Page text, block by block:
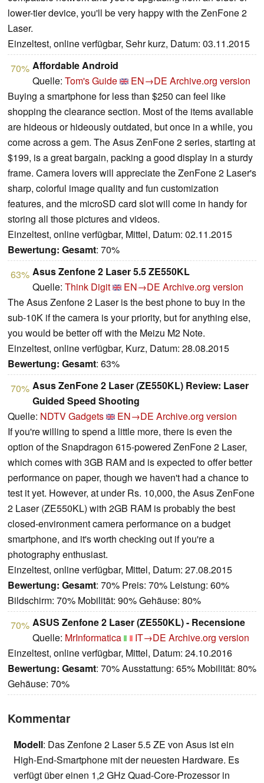
lower-tier device, you'll be very happy with the ZenFone 2
Laser.
Einzeltest, online verfügbar, Sehr kurz, Datum: 03.11.2015
70% Affordable Android
Quelle: Tom's Guide EN→DE Archive.org version
Buying a smartphone for less than $250 can feel like
shopping the clearance section. Most of the items available
are hideous or hideously outdated, but once in a while, you
come across a gem. The Asus ZenFone 2 series, starting at
$199, is a great bargain, packing a good display in a sturdy
frame. Camera lovers will appreciate the ZenFone 2 Laser's
sharp, colorful image quality and fun customization
features, and the microSD card slot will come in handy for
storing all those pictures and videos.
Einzeltest, online verfügbar, Mittel, Datum: 02.11.2015
Bewertung: Gesamt: 70%
63% Asus Zenfone 2 Laser 5.5 ZE550KL
Quelle: Think Digit EN→DE Archive.org version
The Asus Zenfone 2 Laser is the best phone to buy in the
sub-10K if the camera is your priority, but for anything else,
you would be better off with the Meizu M2 Note.
Einzeltest, online verfügbar, Kurz, Datum: 28.08.2015
Bewertung: Gesamt: 63%
70% Asus ZenFone 2 Laser (ZE550KL) Review: Laser
Guided Speed Shooting
Quelle: NDTV Gadgets EN→DE Archive.org version
If you're willing to spend a little more, there is even the
option of the Snapdragon 615-powered ZenFone 2 Laser,
which comes with 3GB RAM and is expected to offer better
performance on paper, though we haven't had a chance to
test it yet. However, at under Rs. 10,000, the Asus ZenFone
2 Laser (ZE550KL) with 2GB RAM is probably the best
closed-environment camera performance on a budget
smartphone, and it's worth checking out if you're a
photography enthusiast.
Einzeltest, online verfügbar, Mittel, Datum: 27.08.2015
Bewertung: Gesamt: 70% Preis: 70% Leistung: 60%
Bildschirm: 70% Mobilität: 90% Gehäuse: 80%
70% ASUS Zenfone 2 Laser (ZE550KL) - Recensione
Quelle: MrInformatica IT→DE Archive.org version
Einzeltest, online verfügbar, Mittel, Datum: 24.10.2016
Bewertung: Gesamt: 70% Ausstattung: 65% Mobilität: 80%
Gehäuse: 70%
Kommentar
Modell: Das Zenfone 2 Laser 5.5 ZE von Asus ist ein
High-End-Smartphone mit der neuesten Hardware. Es
verfügt über einen 1,2 GHz Quad-Core-Prozessor in